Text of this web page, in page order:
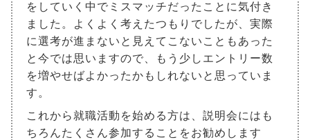
をしていく中でミスマッチだったことに気付き
ました。よくよく考えたつもりでしたが、実際
に選考が進まないと見えてこないこともあった
と今では思いますので、もう少しエントリー数
を増やせばよかったかもしれないと思っていま
す。
これから就職活動を始める方は、説明会にはも
ちろんたくさん参加することをお勧めします